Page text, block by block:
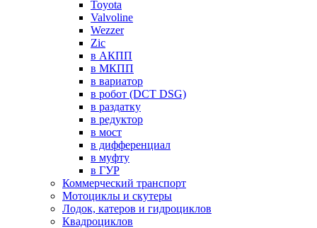
Toyota
Valvoline
Wezzer
Zic
в АКПП
в МКПП
в вариатор
в робот (DCT DSG)
в раздатку
в редуктор
в мост
в дифференциал
в муфту
в ГУР
Коммерческий транспорт
Мотоциклы и скутеры
Лодок, катеров и гидроциклов
Квадроциклов